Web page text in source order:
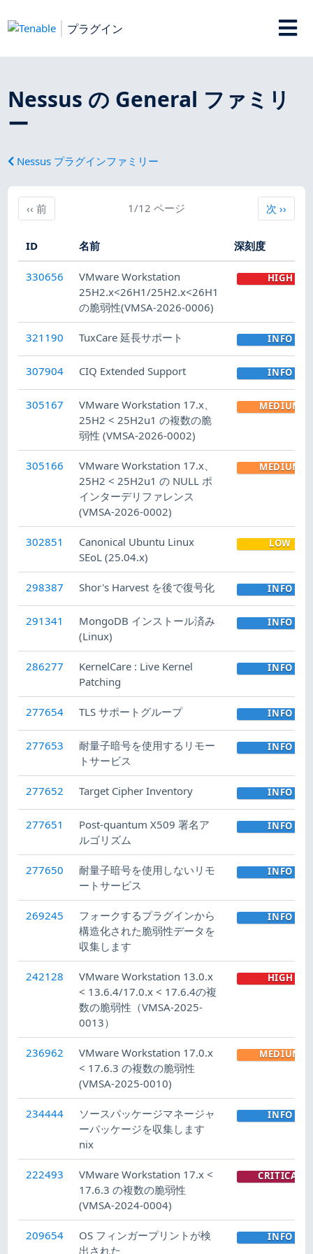
プラグイン
Nessus の General ファミリ
ー
Nessus プラグインファミリー
‹‹前前 1/12 ページ 次
次 ››
ID 名前 深刻度
330656
VMware Workstation
25H2.x<26H1/25H2.x<26H1
の脆弱性(VMSA-2026-0006)
HIGH
321190 TuxCare 延長サポート INFO
307904 CIQ Extended Support INFO
305167
VMware Workstation 17.x、
25H2 < 25H2u1 の複数の脆
弱性 (VMSA-2026-0002)
MEDIUM
305166
VMware Workstation 17.x、
25H2 < 25H2u1 の NULL ポ
インターデリファレンス
(VMSA-2026-0002)
MEDIUM
302851
Canonical Ubuntu Linux
SEoL (25.04.x)
LOW
298387 Shor's Harvest を後で復号化 INFO
291341
MongoDB インストール済み
(Linux)
INFO
286277
KernelCare : Live Kernel
Patching
INFO
277654 TLS サポートグループ INFO
277653
耐量子暗号を使用するリモー
トサービス
INFO
277652 Target Cipher Inventory INFO
277651
Post-quantum X509 署名ア
ルゴリズム
INFO
277650
耐量子暗号を使用しないリモ
ートサービス
INFO
269245
フォークするプラグインから
構造化された脆弱性データを
収集します
INFO
242128
VMware Workstation 13.0.x
< 13.6.4/17.0.x < 17.6.4の複
数の脆弱性（VMSA-2025-
0013）
HIGH
236962
VMware Workstation 17.0.x
< 17.6.3 の複数の脆弱性
(VMSA-2025-0010)
MEDIUM
234444
ソースパッケージマネージャ
ーパッケージを収集します
nix
INFO
222493
VMware Workstation 17.x <
17.6.3 の複数の脆弱性
(VMSA-2024-0004)
CRITICAL
209654
OS フィンガープリントが検
出された
INFO